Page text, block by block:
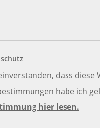
dass
habe ich
hier lesen.